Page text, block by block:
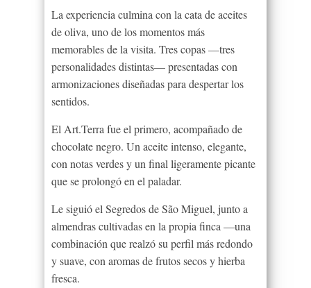
La experiencia culmina con la cata de aceites
de oliva, uno de los momentos más
memorables de la visita. Tres copas —tres
personalidades distintas— presentadas con
armonizaciones diseñadas para despertar los
sentidos.
El Art.Terra fue el primero, acompañado de
chocolate negro. Un aceite intenso, elegante,
con notas verdes y un final ligeramente picante
que se prolongó en el paladar.
Le siguió el Segredos de São Miguel, junto a
almendras cultivadas en la propia finca —una
combinación que realzó su perfil más redondo
y suave, con aromas de frutos secos y hierba
fresca.